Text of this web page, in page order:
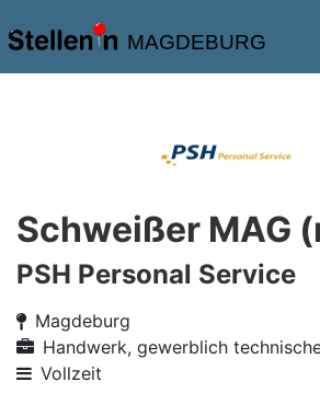
MAGDEBURG
Schweißer MAG
PSH Personal Service
Magdeburg
Handwerk, gewerblich
Vollzeit